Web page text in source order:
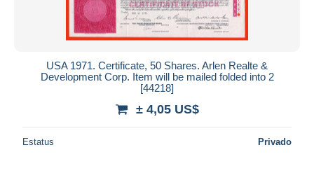
USA 1971. Certificate, 50 Shares. Arlen Realte &
Development Corp. Item will be mailed folded into 2
[44218]
± 4,05 US$
Estatus Privado